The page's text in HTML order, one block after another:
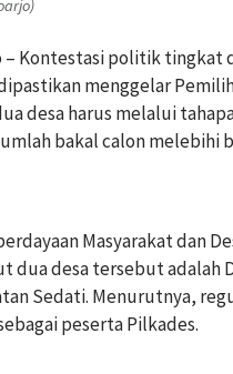
– Kontestasi politik
menggelar
desa harus melalui
bakal calon melebihi
Masyarakat dan
dua desa tersebut adalah
Sedati. Menurutnya,
peserta Pilkades.